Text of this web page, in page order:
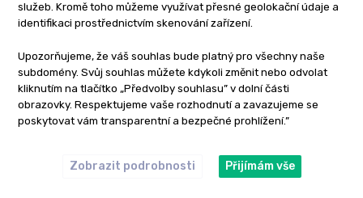
služeb. Kromě toho můžeme využívat přesné geolokační údaje a
identifikaci prostřednictvím skenování zařízení.
Upozorňujeme, že váš souhlas bude platný pro všechny naše
subdomény. Svůj souhlas můžete kdykoli změnit nebo odvolat
kliknutím na tlačítko „Předvolby souhlasu” v dolní části
obrazovky. Respektujeme vaše rozhodnutí a zavazujeme se
poskytovat vám transparentní a bezpečné prohlížení.”
Zobrazit podrobnosti Přijímám vše